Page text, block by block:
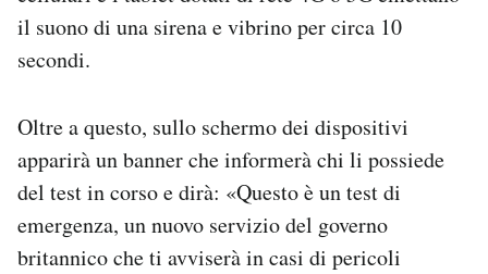
Hai bisogno di aiuto?
Esci
il suono di una sirena e vibrino per circa 10
secondi.
Oltre a questo, sullo schermo dei dispositivi
apparirà un banner che informerà chi li possiede
del test in corso e dirà: «Questo è un test di
emergenza, un nuovo servizio del governo
britannico che ti avviserà in casi di pericoli